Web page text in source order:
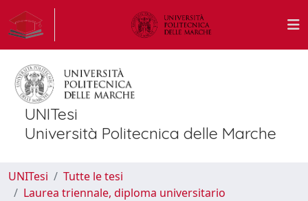
UNITesi
Università Politecnica delle Marche
UNITesi
Tutte le tesi
Laurea triennale, diploma universitario